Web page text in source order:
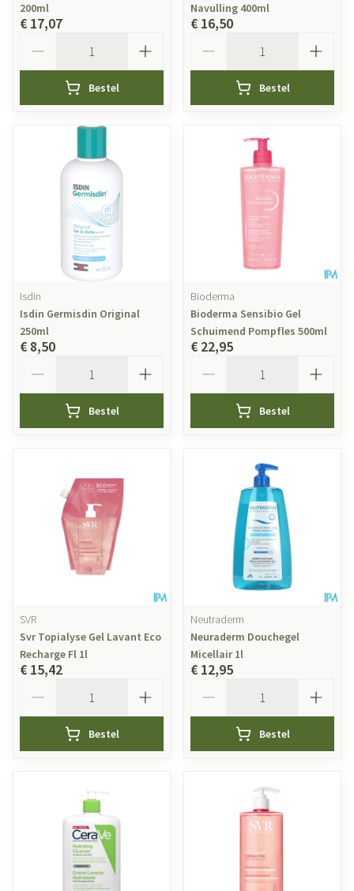
200ml
€ 17,07
Bestel
Navulling 400ml
€ 16,50
Bestel
Isdin
Isdin Germisdin Original
250ml
€ 8,50
Bestel
Bioderma
Bioderma Sensibio Gel
Schuimend Pompfles 500ml
€ 22,95
Bestel
SVR
Svr Topialyse Gel Lavant Eco
Recharge Fl 1l
€ 15,42
Bestel
Neutraderm
Neuraderm Douchegel
Micellair 1l
€ 12,95
Bestel